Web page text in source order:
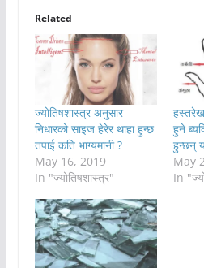
Related
ज्योतिषशास्त्र अनुसार
निधारको साइज हेरेर थाहा हुन्छ
तपाई कति भाग्यमानी ?
May 16, 2019
In "ज्योतिषशास्त्र"
हुने
हुन्छन्
May
In